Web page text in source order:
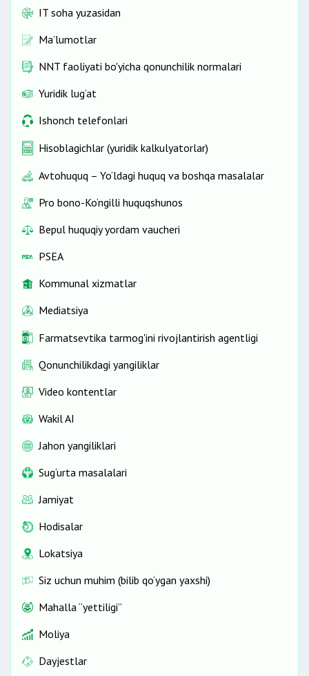
IT soha yuzasidan
Ma’lumotlar
NNT faoliyati bo'yicha qonunchilik normalari
Yuridik lug‘at
Ishonch telefonlari
Hisoblagichlar (yuridik kalkulyatorlar)
Avtohuquq – Yo‘ldagi huquq va boshqa masalalar
Pro bono-Ko‘ngilli huquqshunos
Bepul huquqiy yordam vaucheri
PSEA
Kommunal xizmatlar
Mediatsiya
Farmatsevtika tarmog'ini rivojlantirish agentligi
Qonunchilikdagi yangiliklar
Video kontentlar
Wakil AI
Jahon yangiliklari
Sug‘urta masalalari
Jamiyat
Hodisalar
Lokatsiya
Siz uchun muhim (bilib qo‘ygan yaxshi)
Mahalla “yettiligi”
Moliya
Dayjestlar